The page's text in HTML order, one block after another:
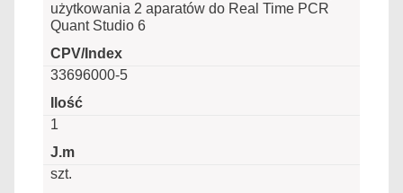
użytkowania 2 aparatów do Real Time PCR
Quant Studio 6
33696000-5
1
szt.